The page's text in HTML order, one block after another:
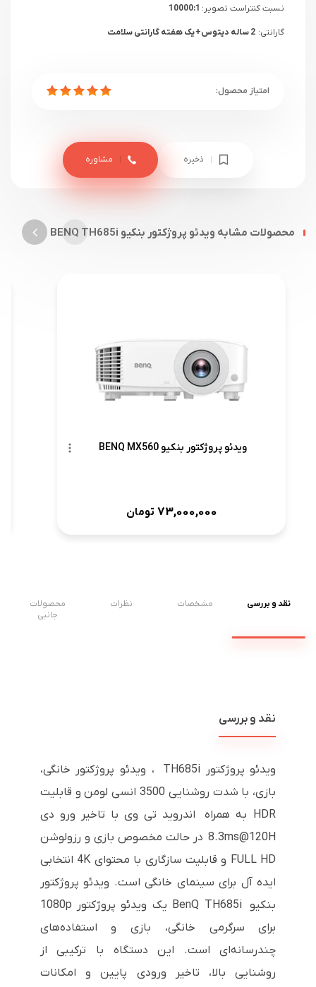
نسبت کنتراست تصویر:
گارانتی: 2 ساله دیتوس+ یک هفته گارانتی سلامت
ذخیره مشاوره
محصولات مشابه ویدئو پروژکتور بنکیو BENQ TH685i
ویدئو پروژکتور بنکیو BENQ MX560
73,000,000 تومان
نقد و بررسی مشخصات نظرات
محصولات
جانبی
نقد و بررسی
ویدئو پروژکتورTH685i ، ویدئو پروژکتور خانگی،
بازی، با شدت روشنایی 3500 انسی لومن و قابلیت
HDR به همراه اندروید تی وی با تاخیر ورو دی
8.3ms@120Hدر حالت مخصوص بازی و رزولوشن
FULL HD و قابلیت سازگاری با محتوای 4K انتخابی
ایده آل برای سینمای خانگی است. ویدئو پروژکتور
بنکیو BenQ TH685i یک ویدئو پروژکتور 1080p
برای سرگرمی خانگی، بازی و استفاده‌های
چندرسانه‌ای است. این دستگاه با ترکیبی از
روشنایی بالا، تاخیر ورودی پایین و امکانات